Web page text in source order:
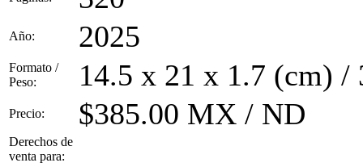
Año: 2025
Formato /
Peso:
14.5 x 21 x 1.7 (cm) /
Precio: $385.00 MX / ND
Derechos de
venta para: